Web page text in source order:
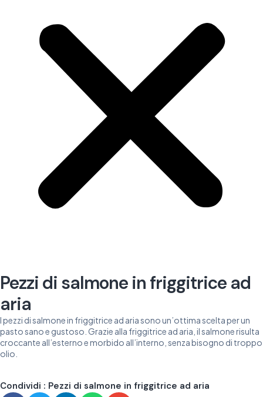
Pezzi di salmone in friggitrice ad
aria
I pezzi di salmone in friggitrice ad aria sono un’ottima scelta per un
pasto sano e gustoso. Grazie alla friggitrice ad aria, il salmone risulta
croccante all’esterno e morbido all’interno, senza bisogno di troppo
olio.
Condividi : Pezzi di salmone in friggitrice ad aria